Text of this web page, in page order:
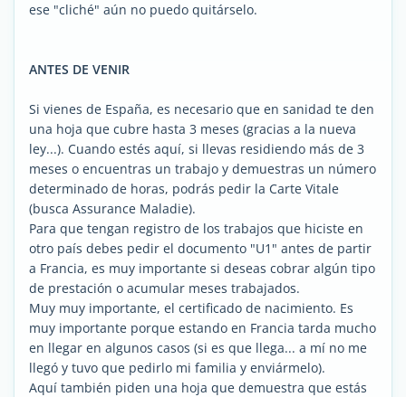
ese "cliché" aún no puedo quitárselo.
ANTES DE VENIR
Si vienes de España, es necesario que en sanidad te den
una hoja que cubre hasta 3 meses (gracias a la nueva
ley...). Cuando estés aquí, si llevas residiendo más de 3
meses o encuentras un trabajo y demuestras un número
determinado de horas, podrás pedir la Carte Vitale
(busca Assurance Maladie).
Para que tengan registro de los trabajos que hiciste en
otro país debes pedir el documento "U1" antes de partir
a Francia, es muy importante si deseas cobrar algún tipo
de prestación o acumular meses trabajados.
Muy muy importante, el certificado de nacimiento. Es
muy importante porque estando en Francia tarda mucho
en llegar en algunos casos (si es que llega... a mí no me
llegó y tuvo que pedirlo mi familia y enviármelo).
Aquí también piden una hoja que demuestra que estás